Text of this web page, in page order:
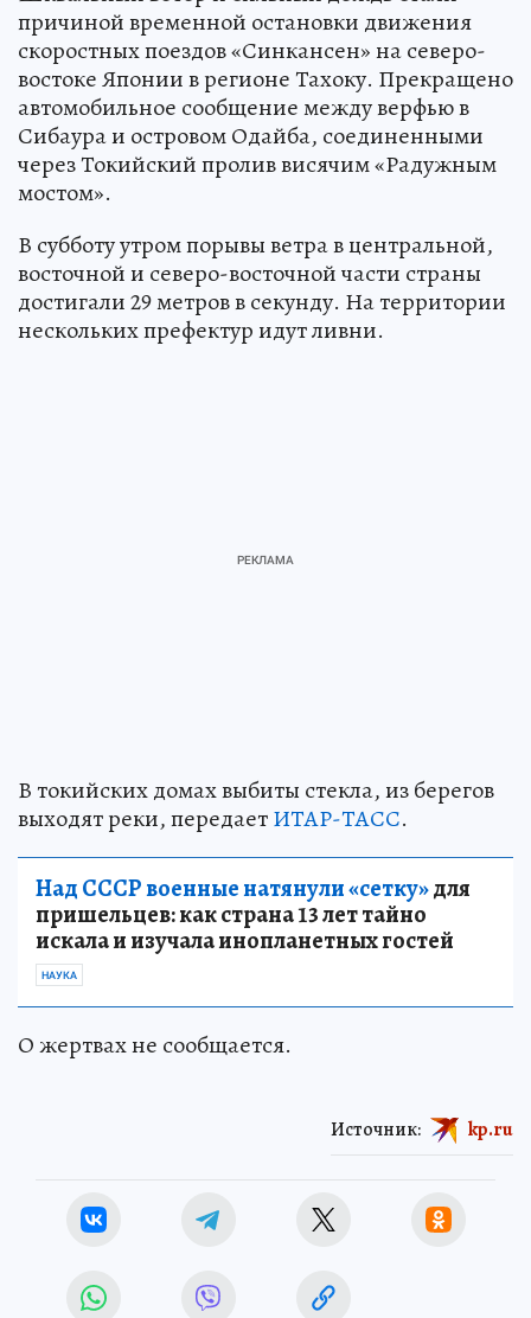
причиной временной остановки движения
скоростных поездов «Синкансен» на северо-
востоке Японии в регионе Тахоку. Прекращено
автомобильное сообщение между верфью в
Сибаура и островом Одайба, соединенными
через Токийский пролив висячим «Радужным
мостом».
В субботу утром порывы ветра в центральной,
восточной и северо-восточной части страны
достигали 29 метров в секунду. На территории
нескольких префектур идут ливни.
В токийских домах выбиты стекла, из берегов
выходят реки, передаетИТАР-ТАСС.
Над СССР военные натянули «сетку»для
пришельцев: как страна 13 лет тайно
искала и изучала инопланетных гостей
НАУКА
О жертвах не сообщается.
Источник: kp.ru